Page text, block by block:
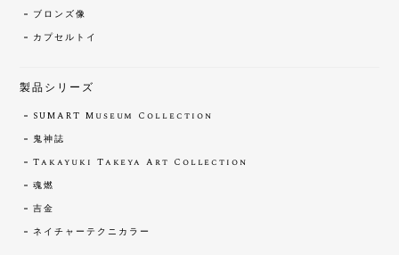
ブロンズ像
カプセルトイ
製品シリーズ
SUMART Museum Collection
鬼神誌
Takayuki Takeya Art Collection
魂燃
吉金
ネイチャーテクニカラー